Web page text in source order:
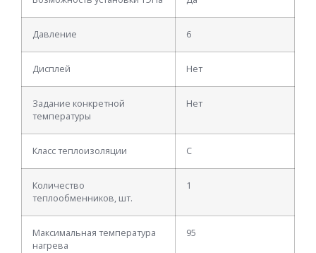
Давление 6
Дисплей Нет
Задание конкретной
температуры
Нет
Класс теплоизоляции C
Количество
теплообменников, шт.
1
Максимальная температура
нагрева
95